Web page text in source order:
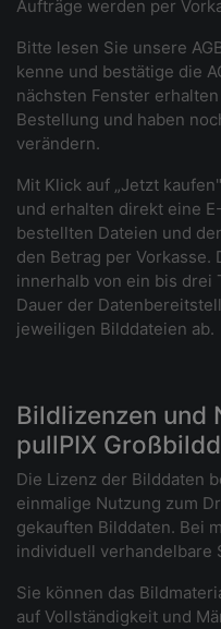
Aufträge werden per
Bitte lesen Sie unsere
kenne und bestätige die
nächsten Fenster
Bestellung und haben
verändern.
Mit Klick auf „Jetzt
und erhalten direkt eine
bestellten Dateien und
den Betrag per Vorkasse.
innerhalb von ein bis drei
Dauer der
jeweiligen Bilddateien ab.
Bildlizenzen und
pullPIX
Die Lizenz der Bilddaten
einmalige Nutzung zum
gekauften Bilddaten. Bei
individuell verhandelbare
Sie können das
auf Vollständigkeit und